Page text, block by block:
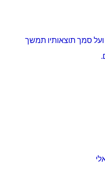
סמך תוצאותיו תמשך